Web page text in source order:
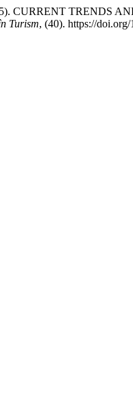
CURRENT TRENDS
Turism, (40). https://